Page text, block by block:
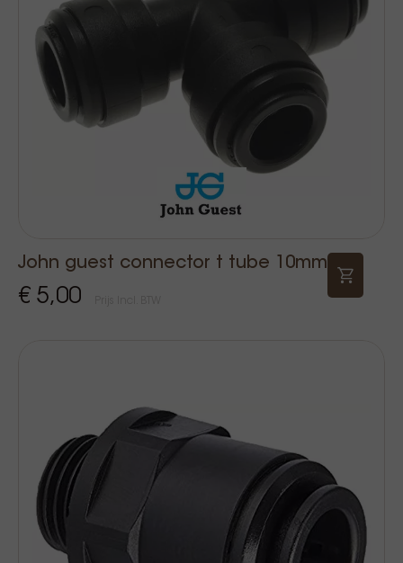
John guest connector t tube 10mm
€ 5,00